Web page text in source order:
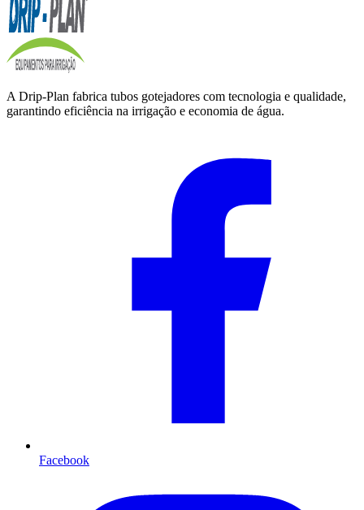
A Drip-Plan fabrica tubos gotejadores com tecnologia e qualidade,
garantindo eficiência na irrigação e economia de água.
Facebook